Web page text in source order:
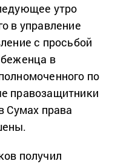
утро
в управление
с просьбой
в
по
правозащитники
Сумах права
получил